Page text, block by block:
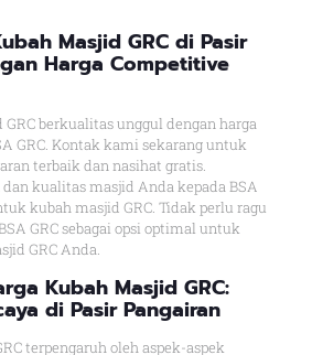
Masjid GRC di Pasir
Harga Competitive
berkualitas unggul dengan harga
GRC. Kontak kami sekarang untuk
terbaik dan nasihat gratis.
kualitas masjid Anda kepada BSA
kubah masjid GRC. Tidak perlu ragu
GRC sebagai opsi optimal untuk
GRC Anda.
Kubah Masjid GRC:
di Pasir Pangairan
terpengaruh oleh aspek-aspek